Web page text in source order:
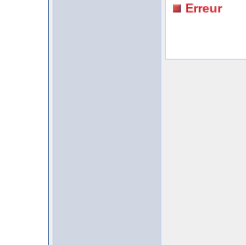
Erreur